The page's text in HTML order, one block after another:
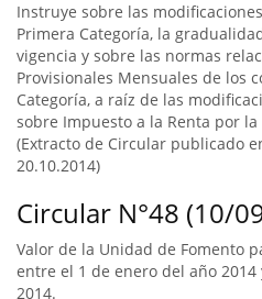
Instruye sobre las
Primera Categoría, la
vigencia y sobre las normas
Provisionales Mensuales de los
Categoría, a raíz de las
sobre Impuesto a la Renta por la
(Extracto de Circular publicado
20.10.2014)
Circular N°48 (10/
Valor de la Unidad de Fomento
entre el 1 de enero del año
2014.